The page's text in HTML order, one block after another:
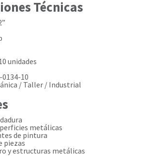
Técnicas
unidades
0134-10
/ Taller / Industrial
metálicas
de pintura
piezas
y estructuras metálicas